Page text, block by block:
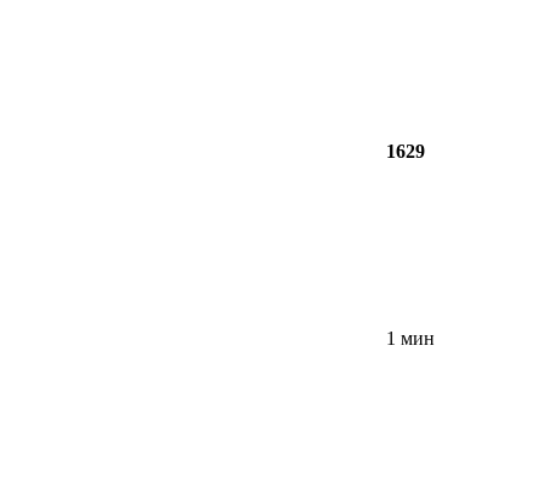
1629
1 мин